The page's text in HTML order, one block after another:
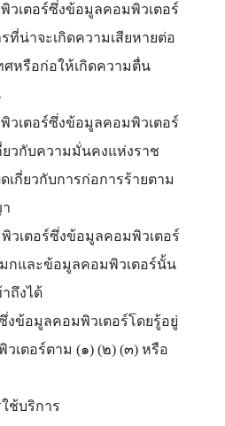
วเตอร์ซึ่งข้อมูลคอมพิวเตอร์
ที่น่าจะเกิดความเสียหายต่อ
หรือก่อให้เกิดความตื่น
วเตอร์ซึ่งข้อมูลคอมพิวเตอร์
ยวกับความมั่นคงแห่งราช
กี่ยวกับการก่อการร้ายตาม
วเตอร์ซึ่งข้อมูลคอมพิวเตอร์
กและข้อมูลคอมพิวเตอร์นั้น
ถึงได้
งข้อมูลคอมพิวเตอร์โดยรู้อยู่
เตอร์ตาม (๑) (๒) (๓) หรือ
ช้บริการ